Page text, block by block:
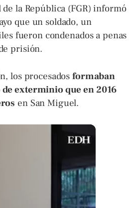
de la República (FGR) informó
que un soldado, un
fueron condenados a penas
prisión.
los procesadosformaban
exterminio que en 2016
en San Miguel.